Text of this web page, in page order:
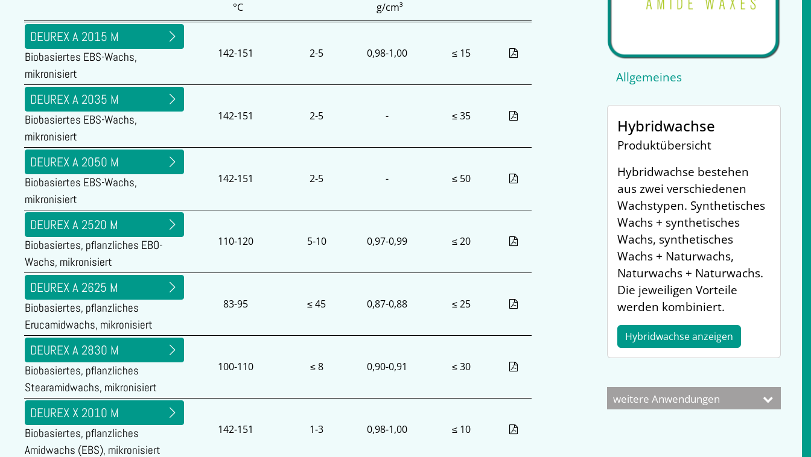
°C
g/cm³
DEUREX A 2015 M
Biobasiertes EBS-Wachs,
mikronisiert
142-151 2-5 0,98-1,00 ≤ 15
DEUREX A 2035 M
Biobasiertes EBS-Wachs,
mikronisiert
142-151 2-5 - ≤ 35
DEUREX A 2050 M
Biobasiertes EBS-Wachs,
mikronisiert
142-151 2-5 - ≤ 50
DEUREX A 2520 M
Biobasiertes, pflanzliches EBO-
Wachs, mikronisiert
110-120 5-10 0,97-0,99 ≤ 20
DEUREX A 2625 M
Biobasiertes, pflanzliches
Erucamidwachs, mikronisiert
83-95 ≤ 45 0,87-0,88 ≤ 25
DEUREX A 2830 M
Biobasiertes, pflanzliches
Stearamidwachs, mikronisiert
100-110 ≤ 8 0,90-0,91 ≤ 30
DEUREX X 2010 M
Biobasiertes, pflanzliches
Amidwachs (EBS), mikronisiert
142-151 1-3 0,98-1,00 ≤ 10
Allgemeines
Hybridwachse
Produktübersicht
Hybridwachse bestehen
aus zwei verschiedenen
Wachstypen. Synthetisches
Wachs + synthetisches
Wachs, synthetisches
Wachs + Naturwachs,
Naturwachs + Naturwachs.
Die jeweiligen Vorteile
werden kombiniert.
Hybridwachse anzeigen
weitere Anwendungen